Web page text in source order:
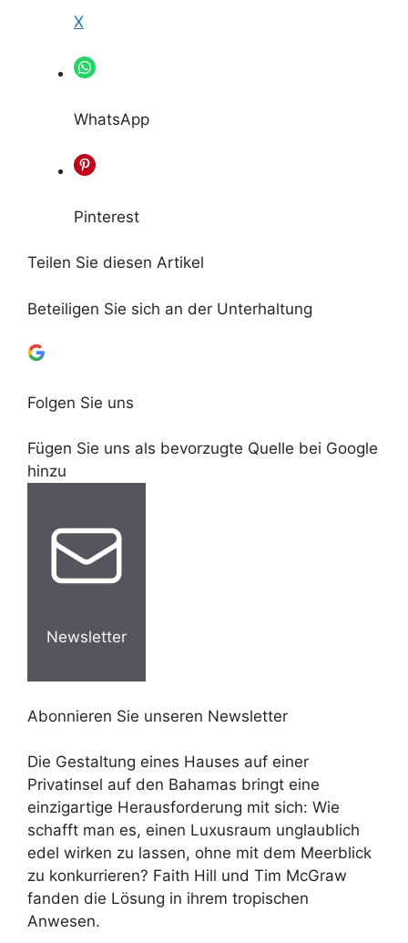
X
WhatsApp
Pinterest
Teilen Sie diesen Artikel
Beteiligen Sie sich an der Unterhaltung
Folgen Sie uns
Fügen Sie uns als bevorzugte Quelle bei Google
hinzu
Newsletter
Abonnieren Sie unseren Newsletter
Die Gestaltung eines Hauses auf einer
Privatinsel auf den Bahamas bringt eine
einzigartige Herausforderung mit sich: Wie
schafft man es, einen Luxusraum unglaublich
edel wirken zu lassen, ohne mit dem Meerblick
zu konkurrieren? Faith Hill und Tim McGraw
fanden die Lösung in ihrem tropischen
Anwesen.